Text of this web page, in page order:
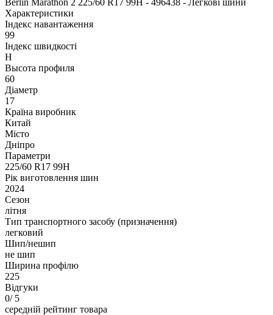
Характеристики
Індекс навантаження
99
Індекс швидкості
H
Высота профиля
60
Діаметр
17
Країна виробник
Китай
Місто
Дніпро
Параметри
225/60 R17 99H
Рік виготовлення шин
2024
Сезон
літня
Тип транспортного засобу (призначення)
легковий
Шип/нешип
не шип
Ширина профілю
225
Відгуки
0/ 5
середній рейтинг товара